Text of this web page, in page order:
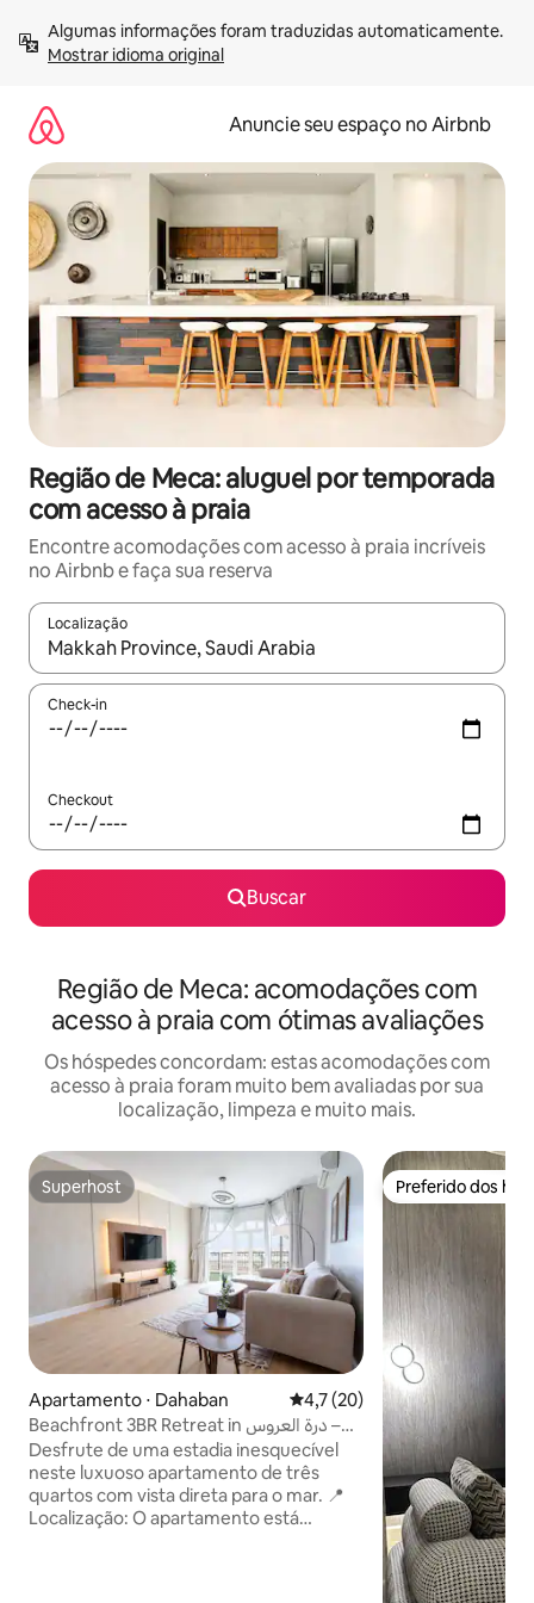
para
Mostrar idioma original
Anuncie seu espaço no Airbnb
Região de Meca: aluguel por temporada
com acesso à praia
Encontre acomodações com acesso à praia incríveis
no Airbnb e faça sua reserva
Localização
Quando os resultados estiverem disponíveis, explore-os
Check-in
Checkout
Buscar
Região de Meca: acomodações com
acesso à praia com ótimas avaliações
Os hóspedes concordam: estas acomodações com
acesso à praia foram muito bem avaliadas por sua
localização, limpeza e muito mais.
Superhost
Superhost
Apartamento ⋅ Dahaban 4,7 de uma avaliação média
4,7 (20)
Beachfront 3BR Retreat in درة العروس –
Sea Access
Desfrute de uma estadia inesquecível
neste luxuoso apartamento de três
quartos com vista direta para o mar. 📍
Localização: O apartamento está
Preferido dos
Preferido dos